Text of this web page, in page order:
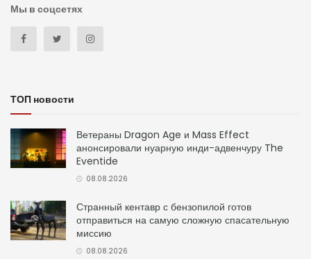
Мы в соцсетях
ТОП новости
Ветераны Dragon Age и Mass Effect
анонсировали нуарную инди-адвенчуру The
Eventide
08.08.2026
Странный кентавр с бензопилой готов
отправиться на самую сложную спасательную
миссию
08.08.2026